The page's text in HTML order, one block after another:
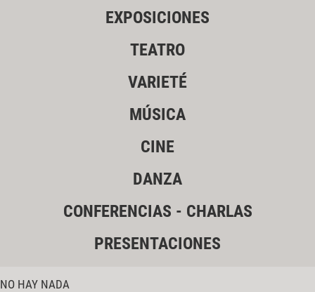
EXPOSICIONES
TEATRO
VARIETÉ
MÚSICA
CINE
DANZA
CONFERENCIAS - CHARLAS
PRESENTACIONES
NO HAY NADA